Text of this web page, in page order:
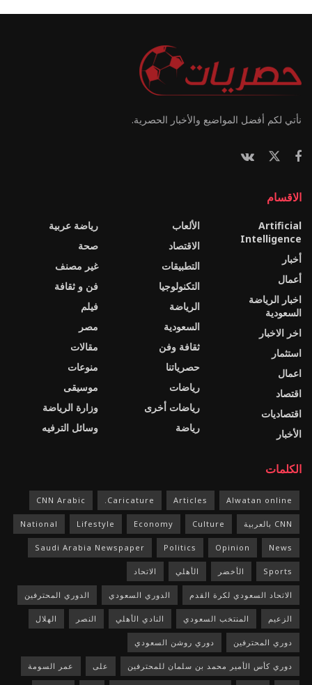
نأتي لكم أفضل المواضيع والأخبار الحصرية.
الاقسام
Artificial
Intelligence
أخبار
أعمال
اخبار الرياضة
السعودية
اخر الاخبار
استثمار
اعمال
اقتصاد
اقتصاديات
الأخبار
الألعاب
الاقتصاد
التطبيقات
التكنولوجيا
الرياضة
السعودية
ثقافة وفن
حصرياتنا
رياضات
رياضات أخرى
رياضة
رياضة عربية
صحة
غير مصنف
فن و ثقافة
فيلم
مصر
مقالات
منوعات
موسيقى
وزارة الرياضة
وسائل الترفيه
الكلمات
Alwatan online
Articles
Caricature.
CNN Arabic
CNN بالعربية Culture
Economy
Lifestyle
National
News
Opinion
Politics
Saudi Arabia Newspaper
Sports الأخضر الأهلي الاتحاد
الاتحاد السعودي لكرة القدم الدوري السعودي الدوري المحترفين
الزعيم المنتخب السعودي النادي الأهلي النصر الهلال
دوري المحترفين دوري روشن السعودي
دوري كأس الأمير محمد بن سلمان للمحترفين على عمر السومة